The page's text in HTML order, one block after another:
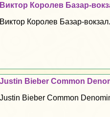
Виктор Королев Базар-
Виктор Королев Базар-
Justin Bieber Common
Justin Bieber Common